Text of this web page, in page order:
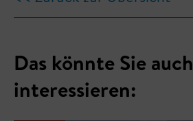
Das könnte Sie auch
interessieren: